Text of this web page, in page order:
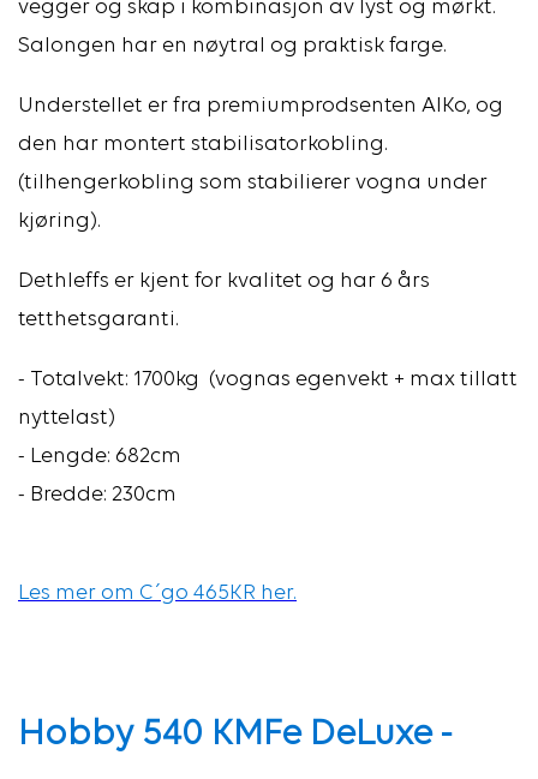
vegger og skap i kombinasjon av lyst og mørkt.
Salongen har en nøytral og praktisk farge.
Understellet er fra premiumprodsenten AlKo, og
den har montert stabilisatorkobling.
(tilhengerkobling som stabilierer vogna under
kjøring).
Dethleffs er kjent for kvalitet og har 6 års
tetthetsgaranti.
- Totalvekt: 1700kg (vognas egenvekt + max tillatt
nyttelast)
- Lengde: 682cm
- Bredde: 230cm
Les mer om C´go 465KR her.
Hobby 540 KMFe DeLuxe-